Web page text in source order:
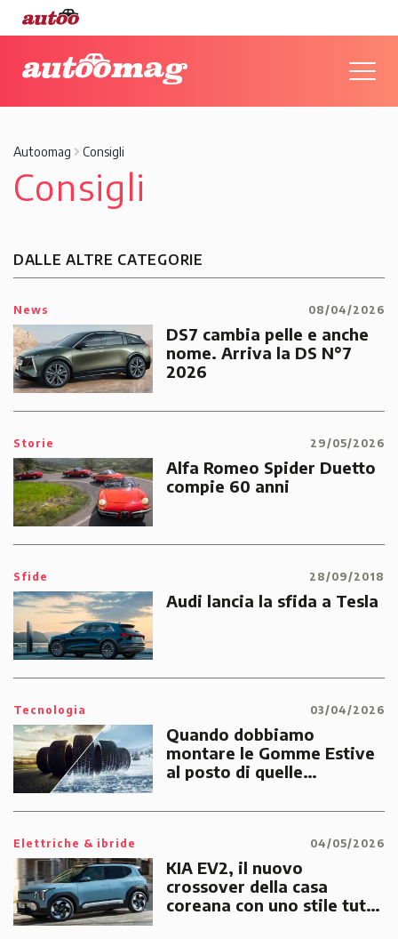
Autoomag Consigli
Consigli
DALLE ALTRE CATEGORIE
News 08/04/2026
DS7 cambia pelle e anche
nome. Arriva la DS N°7
2026
Storie 29/05/2026
Alfa Romeo Spider Duetto
compie 60 anni
Sfide 28/09/2018
Audi lancia la sfida a Tesla
Tecnologia 03/04/2026
Quando dobbiamo
montare le Gomme Estive
al posto di quelle
Elettriche & ibride 04/05/2026
KIA EV2, il nuovo
crossover della casa
coreana con uno stile tutto